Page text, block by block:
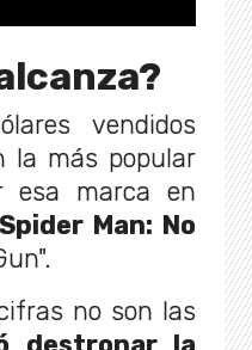
vendidos
la más popular
esa marca en
Man: No
no son las